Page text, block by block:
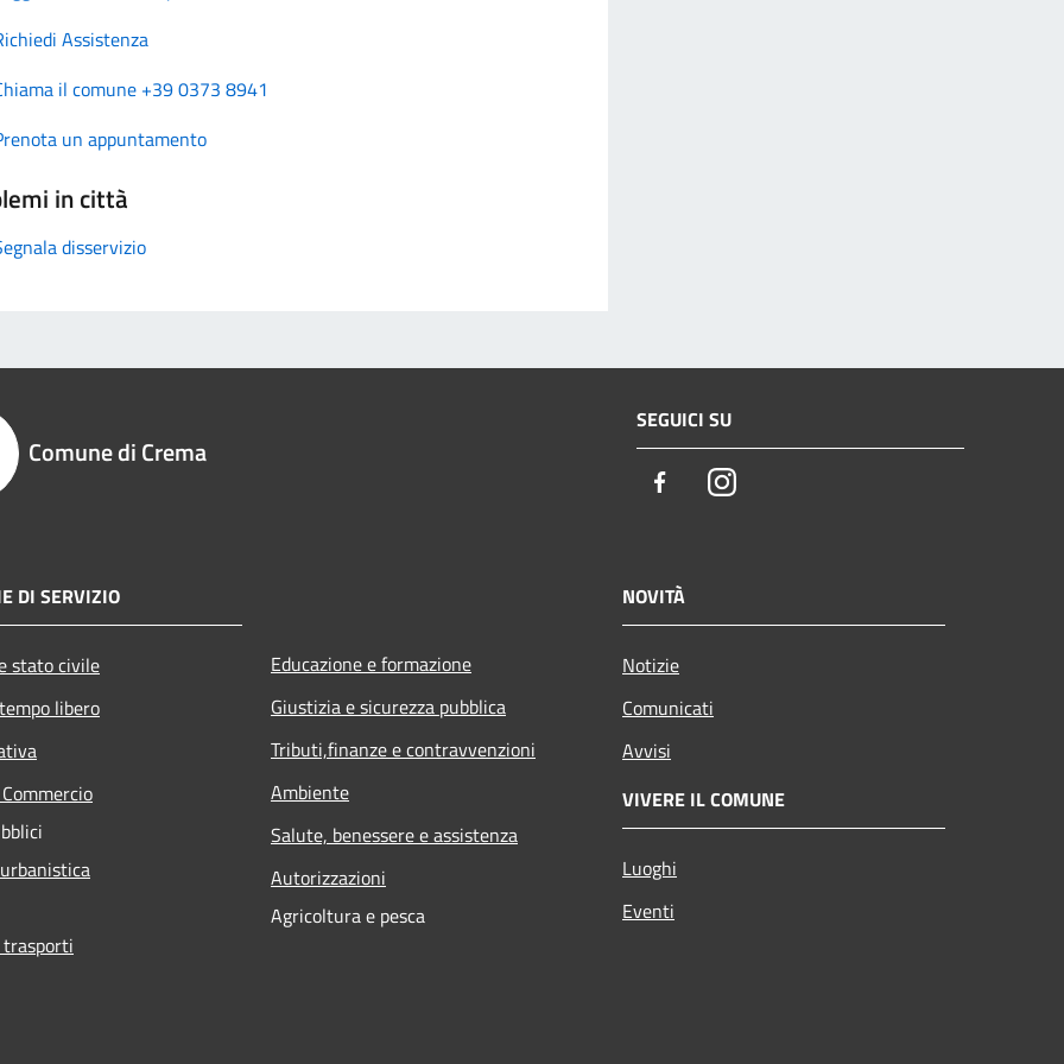
Assistenza
il comune +39 0373 8941
un appuntamento
in città
disservizio
Comune di Crema
SEGUICI SU
FacebookInstagram
DI SERVIZIO
stato civile
libero
Educazione e formazione
Giustizia e sicurezza pubblica
Tributi,finanze e contravvenzioni
Ambiente
Salute, benessere e assistenza
Autorizzazioni
Agricoltura e pesca
NOVITÀ
Notizie
Comunicati
Avvisi
VIVERE IL COMUNE
Luoghi
Eventi